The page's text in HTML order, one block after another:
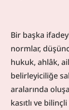
Bir başka
normlar,
hukuk, ahlâk,
belirleyiciliğe
aralarında
kasıtlı ve